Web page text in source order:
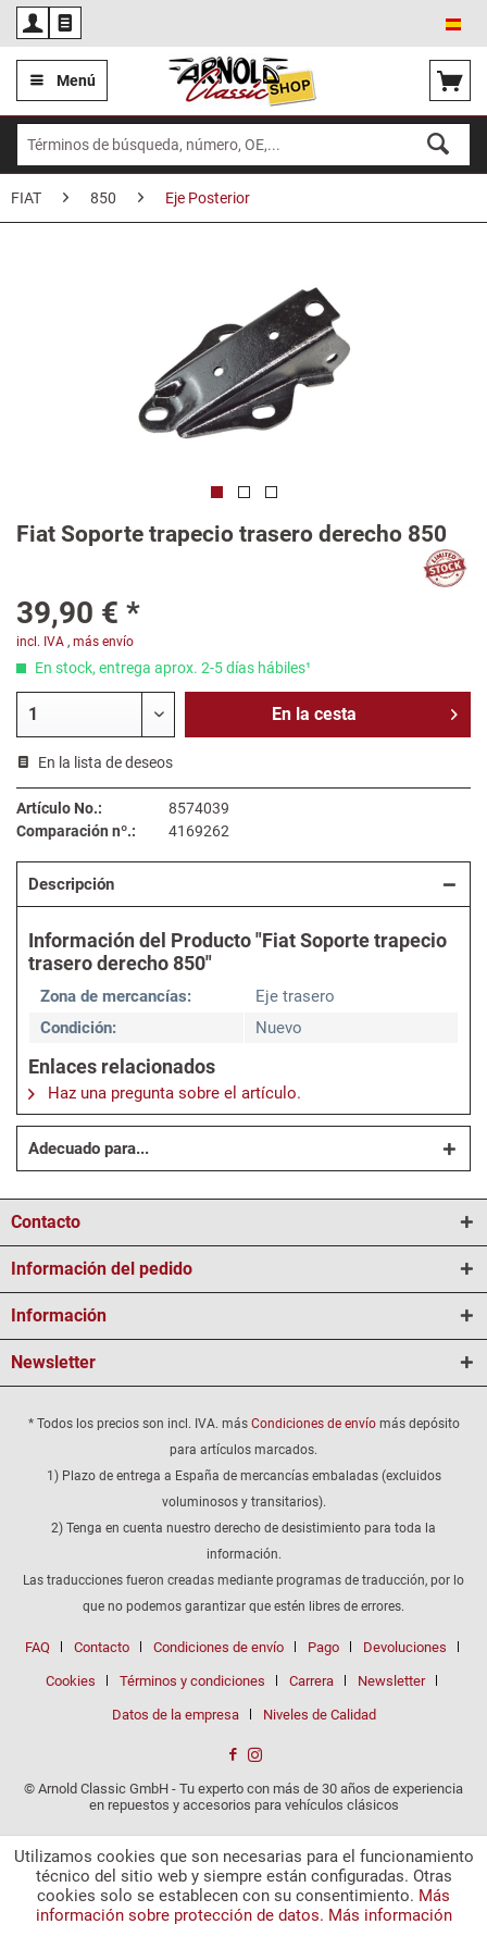
Menú
FIAT 850 Eje Posterior
Fiat Soporte trapecio trasero derecho 850
39,90 € *
incl. IVA , más envío
En stock, entrega aprox. 2-5 días hábiles¹
En la cesta
En la lista de deseos
Artículo No.:
8574039
Comparación nº.:
4169262
Descripción
Información del Producto "Fiat Soporte trapecio
trasero derecho 850"
Zona de mercancías:
Eje trasero
Condición:
Nuevo
Enlaces relacionados
Haz una pregunta sobre el artículo.
Adecuado para...
Contacto
Información del pedido
Información
Newsletter
* Todos los precios son incl. IVA. más Condiciones de envíomás depósito
para artículos marcados.
1) Plazo de entrega a España de mercancías embaladas (excluidos
voluminosos y transitarios).
2) Tenga en cuenta nuestro derecho de desistimiento para toda la
información.
Las traducciones fueron creadas mediante programas de traducción, por lo
que no podemos garantizar que estén libres de errores.
FAQ Contacto Condiciones de envío Pago Devoluciones
Cookies Términos y condiciones Carrera Newsletter
Datos de la empresa Niveles de Calidad
© Arnold Classic GmbH - Tu experto con más de 30 años de experiencia
en repuestos y accesorios para vehículos clásicos
Utilizamos cookies que son necesarias para el funcionamiento
técnico del sitio web y siempre están configuradas. Otras
cookies solo se establecen con su consentimiento. Más
información sobre protección de datos. Más información